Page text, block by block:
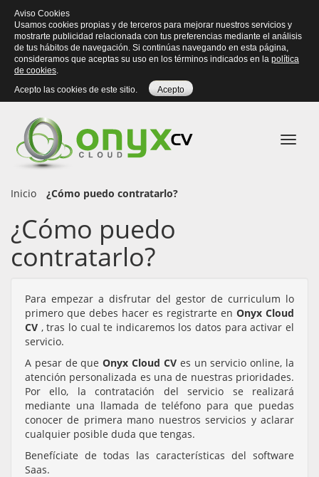
móvil
Inicio ¿Cómo puedo contratarlo?
¿Cómo puedo
contratarlo?
Para empezar a disfrutar del gestor de curriculum lo
primero que debes hacer es registrarte en Onyx Cloud
CV , tras lo cual te indicaremos los datos para activar el
servicio.
A pesar de queOnyx Cloud CVes un servicio online, la
atención personalizada es una de nuestras prioridades.
Por ello, la contratación del servicio se realizará
mediante una llamada de teléfono para que puedas
conocer de primera mano nuestros servicios y aclarar
cualquier posible duda que tengas.
Benefíciate de todas las características del software
Saas.
Aviso Cookies
Usamos cookies propias y de terceros para mejorar nuestros servicios y
mostrarte publicidad relacionada con tus preferencias mediante el análisis
de tus hábitos de navegación. Si continúas navegando en esta página,
consideramos que aceptas su uso en los términos indicados en la política
de cookies.
Acepto las cookies de este sitio.
Acepto